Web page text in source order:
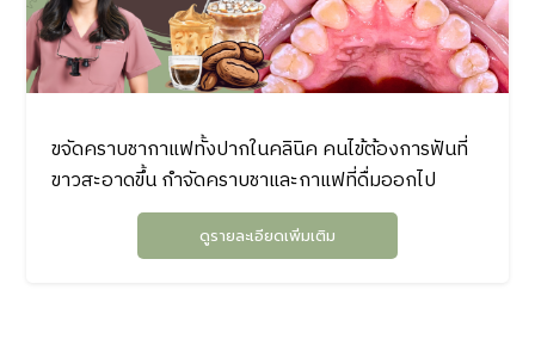
ขจัดคราบชากาแฟทั้งปากในคลินิค คนไข้ต้องการฟันที่
ขาวสะอาดขึ้น กำจัดคราบชาและกาแฟที่ดื่มออกไป
ดูรายละเอียดเพิ่มเติม